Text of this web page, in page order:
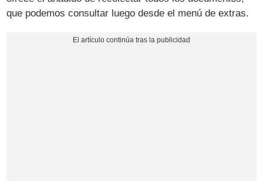
que podemos consultar luego desde el menú de extras.